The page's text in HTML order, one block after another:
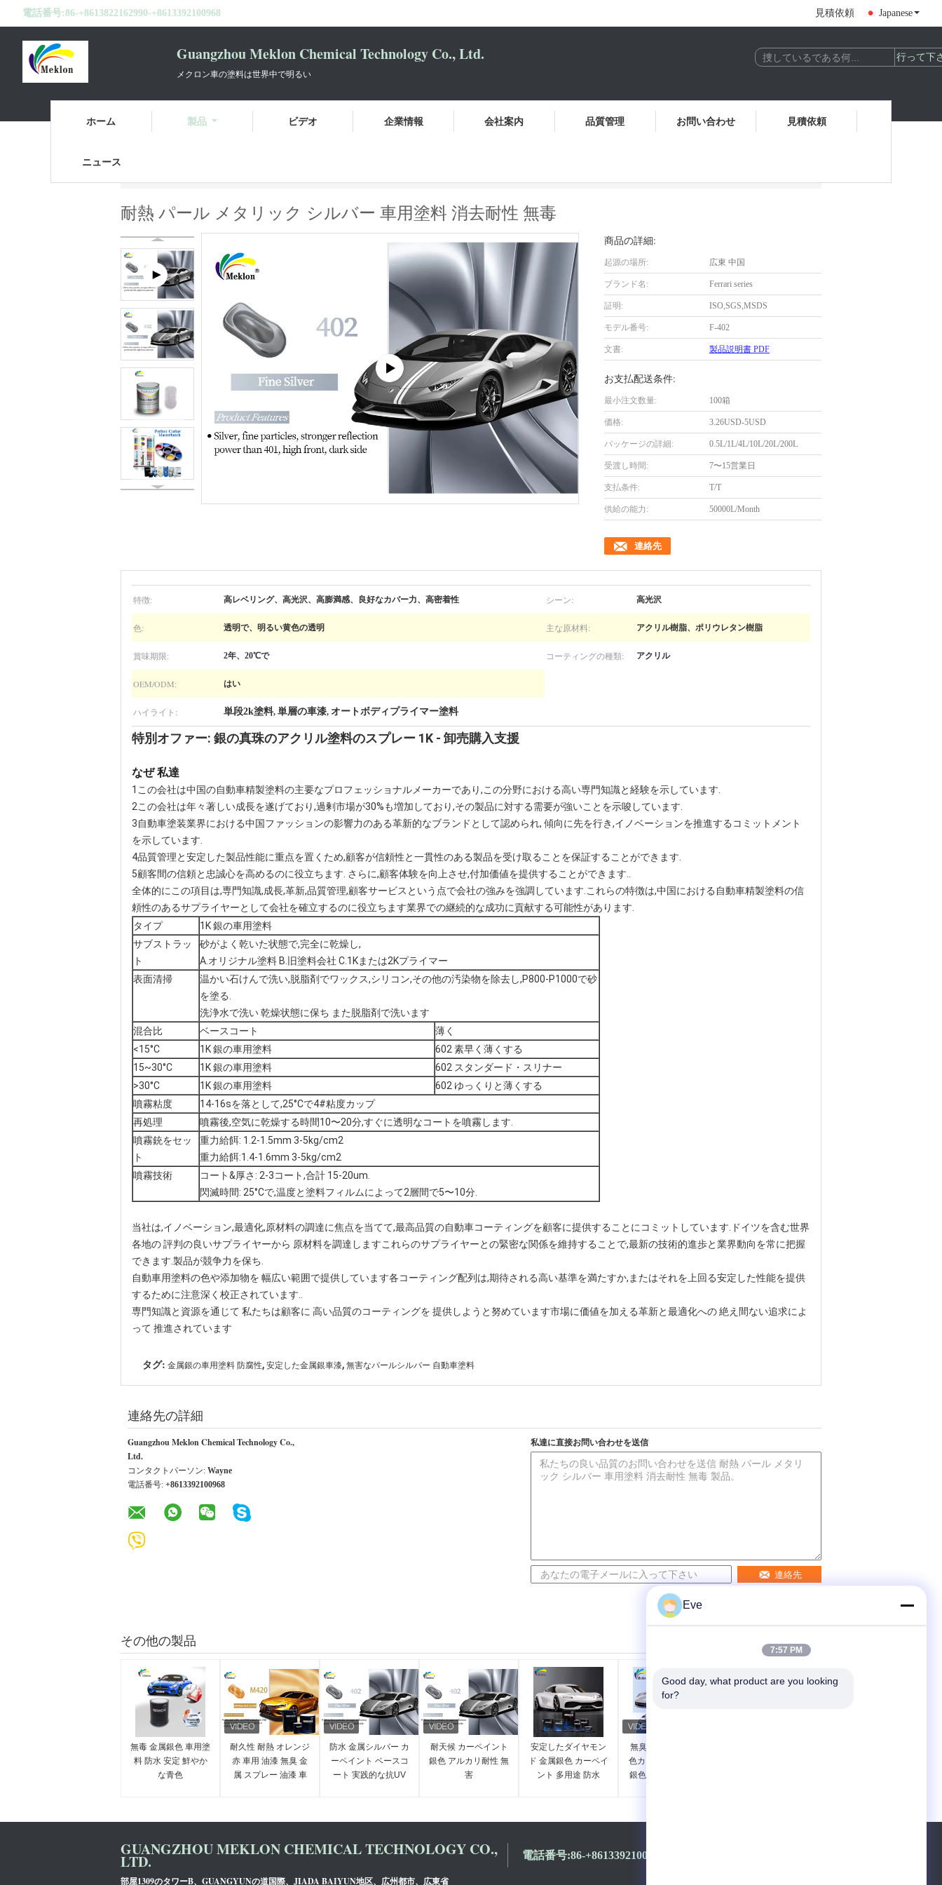
電話番号:86-+8613822162990-+8613392100968 見積依頼 Japanese
Guangzhou Meklon Chemical Technology Co., Ltd.
メクロン車の塗料は世界中で明るい
ホーム 製品 ビデオ 企業情報 会社案内 品質管理 お問い合わせ 見積依頼
ニュース
耐熱 パール メタリック シルバー 車用塗料 消去耐性 無毒
商品の詳細:
起源の場所: 広東 中国
ブランド名: Ferrari series
証明: ISO,SGS,MSDS
モデル番号: F-402
文書: 製品説明書 PDF
お支払配送条件:
最小注文数量: 100箱
価格: 3.26USD-5USD
パッケージの詳細: 0.5L/1L/4L/10L/20L/200L
受渡し時間: 7〜15営業日
支払条件: T/T
供給の能力: 50000L/Month
連絡先
特徴: 高レベリング、高光沢、高膨満感、良好なカバー力、高密着性 シーン: 高光沢
色: 透明で、明るい黄色の透明 主な原材料: アクリル樹脂、ポリウレタン樹脂
賞味期限: 2年、20℃で コーティングの種類: アクリル
OEM/ODM: はい
ハイライト: 単段2k塗料, 単層の車漆, オートボディプライマー塗料
特別オファー: 銀の真珠のアクリル塗料のスプレー 1K - 卸売購入支援
なぜ 私達
1この会社は中国の自動車精製塗料の主要なプロフェッショナルメーカーであり,この分野における高い専門知識と経験を示しています.
2この会社は年々著しい成長を遂げており,過剰市場が30%も増加しており,その製品に対する需要が強いことを示唆しています.
3自動車塗装業界における中国ファッションの影響力のある革新的なブランドとして認められ, 傾向に先を行き,イノベーションを推進するコミットメント
を示しています.
4品質管理と安定した製品性能に重点を置くため,顧客が信頼性と一貫性のある製品を受け取ることを保証することができます.
5顧客間の信頼と忠誠心を高めるのに役立ちます. さらに,顧客体験を向上させ,付加価値を提供することができます..
全体的にこの項目は,専門知識,成長,革新,品質管理,顧客サービスという点で会社の強みを強調しています.これらの特徴は,中国における自動車精製塗料の信
頼性のあるサプライヤーとして会社を確立するのに役立ちます業界での継続的な成功に貢献する可能性があります.
タイプ
1K 銀の車用塗料
サブストラッ
ト
砂がよく乾いた状態で,完全に乾燥し,
A.オリジナル塗料 B.旧塗料会社 C.1Kまたは2Kプライマー
表面清掃
温かい石けんで洗い,脱脂剤でワックス,シリコン,その他の汚染物を除去し,P800-P1000で砂
を塗る.
洗浄水で洗い 乾燥状態に保ち また脱脂剤で洗います
混合比
ベースコート
薄く
<15°C
1K 銀の車用塗料
602 素早く薄くする
15~30°C
1K 銀の車用塗料
602 スタンダード・スリナー
>30°C
1K 銀の車用塗料
602 ゆっくりと薄くする
噴霧粘度
14-16sを落として,25°Cで4#粘度カップ
再処理
噴霧後,空気に乾燥する時間10〜20分,すぐに透明なコートを噴霧します.
噴霧銃をセッ
ト
重力給餌: 1.2-1.5mm 3-5kg/cm2
重力給餌:1.4-1.6mm 3-5kg/cm2
噴霧技術
コート&厚さ: 2-3コート,合計 15-20um.
閃滅時間: 25°Cで,温度と塗料フィルムによって2層間で5〜10分.
当社は,イノベーション,最適化,原材料の調達に焦点を当てて,最高品質の自動車コーティングを顧客に提供することにコミットしています.ドイツを含む世界
各地の 評判の良いサプライヤーから 原材料を調達しますこれらのサプライヤーとの緊密な関係を維持することで,最新の技術的進歩と業界動向を常に把握
できます.製品が競争力を保ち.
自動車用塗料の色や添加物を 幅広い範囲で提供しています各コーティング配列は,期待される高い基準を満たすか,またはそれを上回る安定した性能を提供
するために注意深く校正されています..
専門知識と資源を通じて 私たちは顧客に 高い品質のコーティングを 提供しようと努めています市場に価値を加える革新と最適化への 絶え間ない追求によ
って 推進されています
タグ: 金属銀の車用塗料 防腐性, 安定した金属銀車漆, 無害なパールシルバー 自動車塗料
連絡先の詳細
Guangzhou Meklon Chemical Technology Co.,
Ltd.
コンタクトパーソン: Wayne
電話番号: +8613392100968
私達に直接お問い合わせを送信
連絡先
その他の製品
無毒 金属銀色 車用塗
料 防水 安定 鮮やか
な青色
耐久性 耐熱 オレンジ
赤 車用 油漆 無臭 金
属 スプレー 油漆 車
防水 金属シルバー カ
ーペイント ベースコ
ート 実践的な抗UV
耐天候 カーペイント
銀色 アルカリ耐性 無
害
安定したダイヤモン
ド 金属銀色 カーペイ
ント 多用途 防水
無臭の実用的な金属
色カーペイント SGS
銀色 汽車用スプレー
GUANGZHOU MEKLON CHEMICAL TECHNOLOGY CO.,
LTD.
部屋1309のタワーB、GUANGYUNの道国際、JIADA BAIYUN地区、広州都市、広東省
電話番号:86-+8613392100968-+8613501528806
Eve
7:57 PM
Good day, what product are you looking
for?